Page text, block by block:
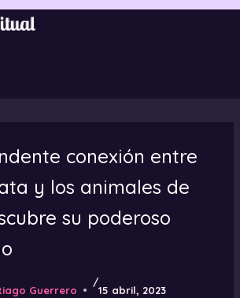
conexión entre
y los animales de
su poderoso
Guerrero
/
15 abril, 2023